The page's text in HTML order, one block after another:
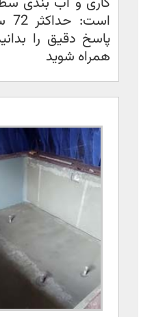
پاسخ دقیق را
همراه شوید